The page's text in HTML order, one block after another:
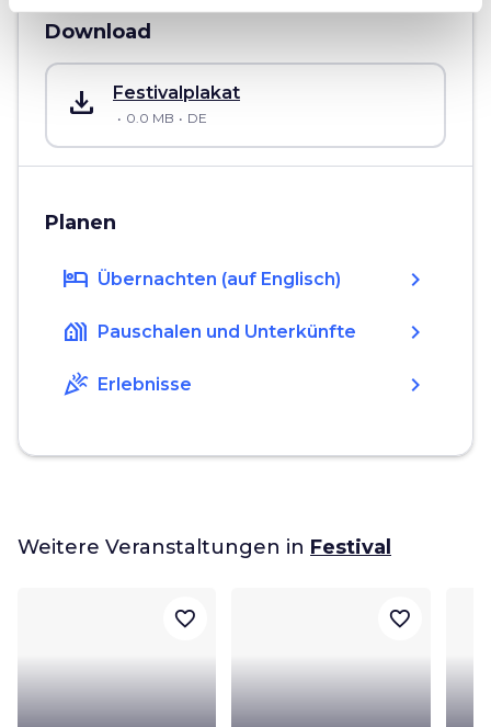
Download
save_alt Festivalplakat
0.0 MB DE
Planen
hotel Übernachten (auf Englisch) chevron_right
holiday_village Pauschalen und Unterkünfte chevron_right
celebration Erlebnisse chevron_right
Weitere Veranstaltungen in Festival
favorite_border favorite_border